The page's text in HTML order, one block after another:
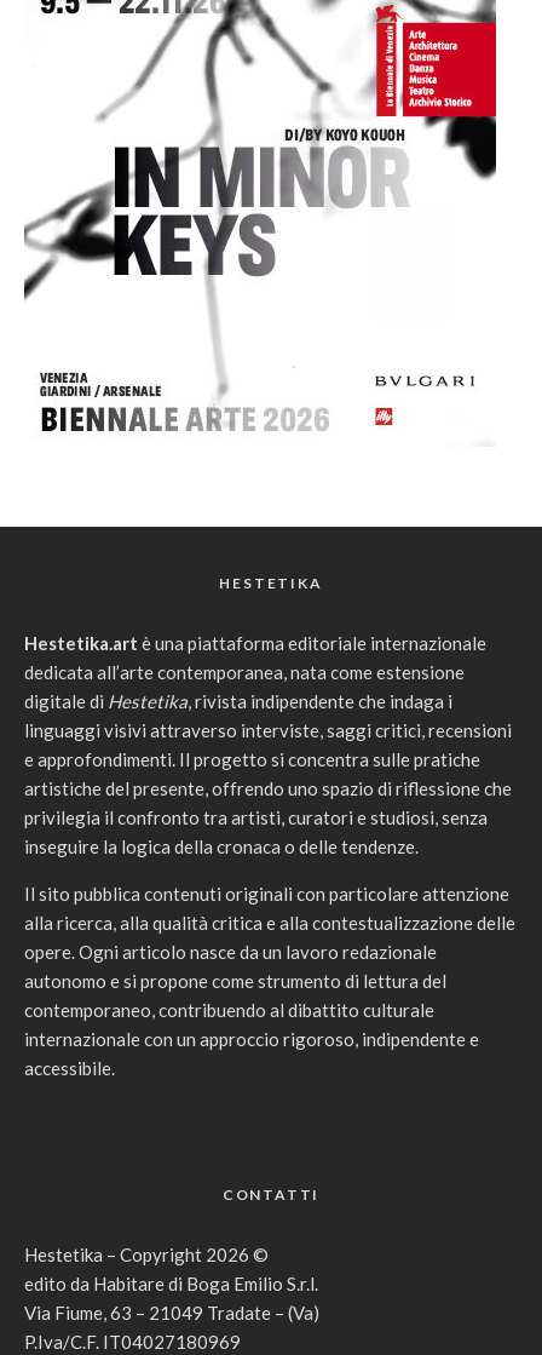
HESTETIKA
Hestetika.art è una piattaforma editoriale internazionale
dedicata all’arte contemporanea, nata come estensione
digitale di Hestetika, rivista indipendente che indaga i
linguaggi visivi attraverso interviste, saggi critici, recensioni
e approfondimenti. Il progetto si concentra sulle pratiche
artistiche del presente, offrendo uno spazio di riflessione che
privilegia il confronto tra artisti, curatori e studiosi, senza
inseguire la logica della cronaca o delle tendenze.
Il sito pubblica contenuti originali con particolare attenzione
alla ricerca, alla qualità critica e alla contestualizzazione delle
opere. Ogni articolo nasce da un lavoro redazionale
autonomo e si propone come strumento di lettura del
contemporaneo, contribuendo al dibattito culturale
internazionale con un approccio rigoroso, indipendente e
accessibile.
CONTATTI
Hestetika – Copyright 2026 ©
edito da Habitare di Boga Emilio S.r.l.
Via Fiume, 63 – 21049 Tradate – (Va)
P.Iva/C.F. IT04027180969